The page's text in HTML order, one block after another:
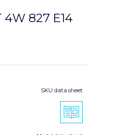
4W 827 E14
SKU data sheet